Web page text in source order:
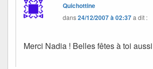
Quichottine
dans24/12/2007 à 02:37a dit :
Merci Nadia ! Belles fêtes à toi aussi